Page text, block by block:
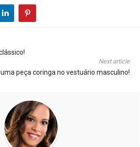
Next article
peça coringa no vestuário masculino!